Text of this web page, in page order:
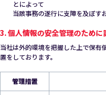
とによって
当該事務の遂行に支障を及ぼす
3. 個人情報の安全管理のため
当社は外的環境を把握した上で保有
置をしております。
管理措置